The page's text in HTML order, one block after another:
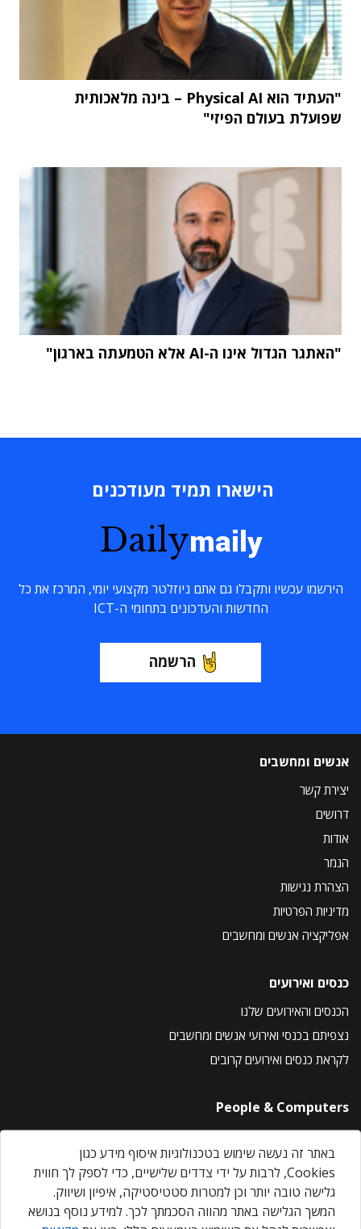
"העתיד הוא Physical AI – בינה מלאכותית
שפועלת בעולם הפיזי"
"האתגר הגדול אינו ה-AI אלא הטמעתה בארגון"
הישארו תמיד מעודכנים
Dailymaily
הירשמו עכשיו ותקבלו גם אתם ניוזלטר מקצועי יומי, המרכז את כל
החדשות והעדכונים בתחומי ה-ICT
הרשמה
אנשים ומחשבים
יצירת קשר
דרושים
אודות
הנמר
הצהרת נגישות
מדיניות הפרטיות
אפליקציה אנשים ומחשבים
כנסים ואירועים
הכנסים והאירועים שלנו
נצפיתם בכנסי ואירועי אנשים ומחשבים
לקראת כנסים ואירועים קרובים
People & Computers
About Us
Privacy Policy
Contact Us
Our Events
באתר זה נעשה שימוש בטכנולוגיות איסוף מידע כגון
Cookies, לרבות על ידי צדדים שלישיים, כדי לספק לך חווית
גלישה טובה יותר וכן למטרות סטטיסטיקה, איפיון ושיווק.
המשך הגלישה באתר מהווה הסכמתך לכך. למידע נוסף בנושא